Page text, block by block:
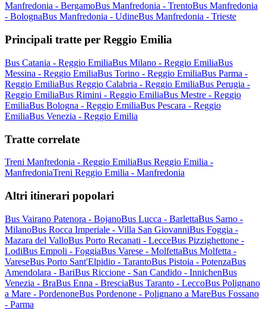
Manfredonia - BergamoBus Manfredonia - TrentoBus Manfredonia
- BolognaBus Manfredonia - UdineBus Manfredonia - Trieste
Principali tratte per Reggio Emilia
Bus Catania - Reggio EmiliaBus Milano - Reggio EmiliaBus
Messina - Reggio EmiliaBus Torino - Reggio EmiliaBus Parma -
Reggio EmiliaBus Reggio Calabria - Reggio EmiliaBus Perugia -
Reggio EmiliaBus Rimini - Reggio EmiliaBus Mestre - Reggio
EmiliaBus Bologna - Reggio EmiliaBus Pescara - Reggio
EmiliaBus Venezia - Reggio Emilia
Tratte correlate
Treni Manfredonia - Reggio EmiliaBus Reggio Emilia -
ManfredoniaTreni Reggio Emilia - Manfredonia
Altri itinerari popolari
Bus Vairano Patenora - BojanoBus Lucca - BarlettaBus Sarno -
MilanoBus Rocca Imperiale - Villa San GiovanniBus Foggia -
Mazara del ValloBus Porto Recanati - LecceBus Pizzighettone -
LodiBus Empoli - FoggiaBus Varese - MolfettaBus Molfetta -
VareseBus Porto Sant'Elpidio - TarantoBus Pistoia - PotenzaBus
Amendolara - BariBus Riccione - San Candido - InnichenBus
Venezia - BraBus Enna - BresciaBus Taranto - LeccoBus Polignano
a Mare - PordenoneBus Pordenone - Polignano a MareBus Fossano
- Parma